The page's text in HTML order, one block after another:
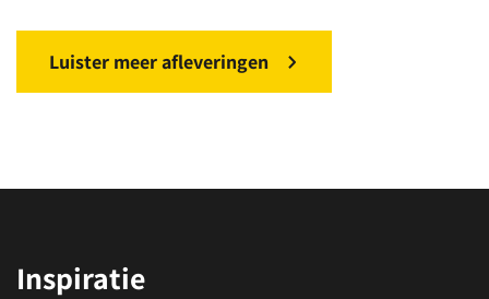
Luister meer afleveringen
Inspiratie